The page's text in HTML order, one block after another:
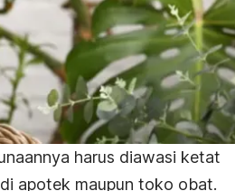
harus diawasi ketat
apotek maupun toko obat.